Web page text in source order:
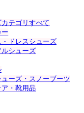
テゴリすべて
ー
・ドレスシューズ
ルシューズ
ューズ・スノーブーツ
・靴用品